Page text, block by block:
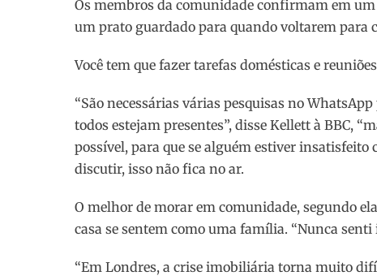
Os membros da comunidade confirmam em
um prato guardado para quando voltarem para
Você tem que fazer tarefas domésticas e
“São necessárias várias pesquisas no
todos estejam presentes”, disse Kellett à BBC,
possível, para que se alguém estiver insatisfeito
discutir, isso não fica no ar.
O melhor de morar em comunidade, segundo
casa se sentem como uma família. “Nunca
“Em Londres, a crise imobiliária torna muito